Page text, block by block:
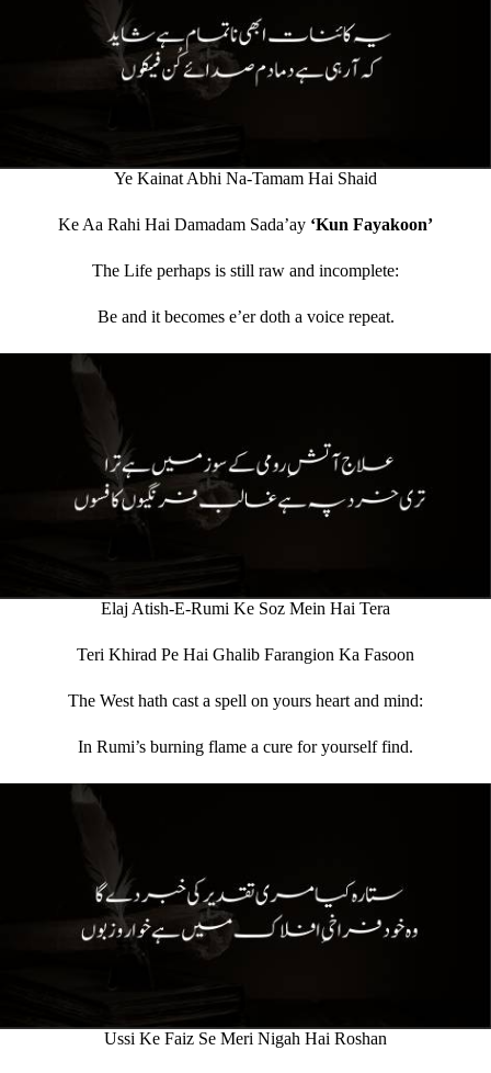
Ye Kainat Abhi Na-Tamam Hai Shaid
Ke Aa Rahi Hai Damadam Sada’ay ‘Kun Fayakoon’
The Life perhaps is still raw and incomplete:
Be and it becomes e’er doth a voice repeat.
Elaj Atish-E-Rumi Ke Soz Mein Hai Tera
Teri Khirad Pe Hai Ghalib Farangion Ka Fasoon
The West hath cast a spell on yours heart and mind:
In Rumi’s burning flame a cure for yourself find.
Ussi Ke Faiz Se Meri Nigah Hai Roshan